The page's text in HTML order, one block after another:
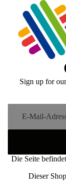
Sign up for
Die Seite
Dieser